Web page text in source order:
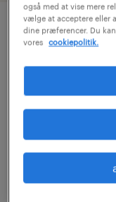
supervisor til
silkeborg,
fuldtid
udgivet 2 juli 2026
også med at vise mere
vælge at acceptere eller
dine præferencer. Du
vores
cookiepolitik.